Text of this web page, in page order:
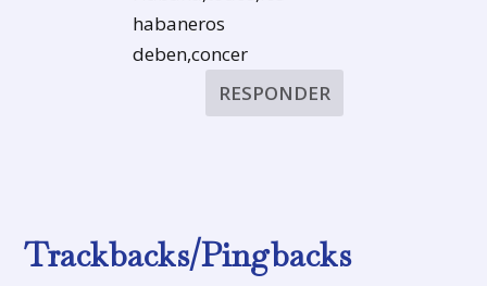
habaneros
deben,concer
RESPONDER
Trackbacks/Pingbacks